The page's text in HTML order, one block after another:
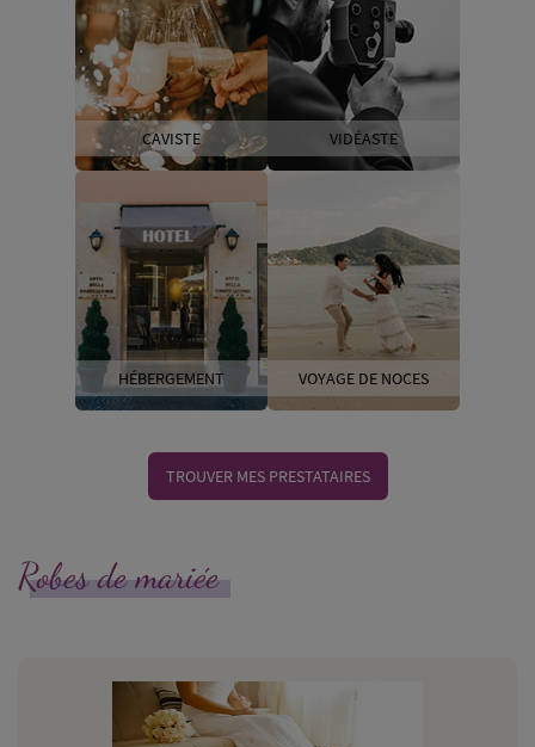
CAVISTE VIDÉASTE
HÉBERGEMENT VOYAGE DE NOCES
TROUVER MES PRESTATAIRES
Robes de mariée